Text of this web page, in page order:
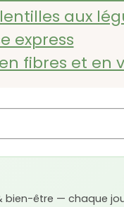
aux
express
fibres et en
bien-être — chaque